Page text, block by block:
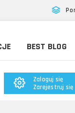
BEST BLOG
Zaloguj się
Zarejestruj się